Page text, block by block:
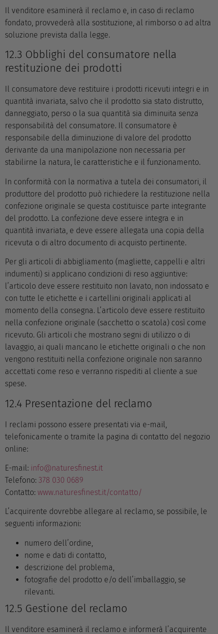
Il venditore esaminerà il reclamo e, in caso di reclamo
fondato, provvederà alla sostituzione, al rimborso o ad altra
soluzione prevista dalla legge.
12.3 Obblighi del consumatore nella
restituzione dei prodotti
Il consumatore deve restituire i prodotti ricevuti integri e in
quantità invariata, salvo che il prodotto sia stato distrutto,
danneggiato, perso o la sua quantità sia diminuita senza
responsabilità del consumatore. Il consumatore è
responsabile della diminuzione di valore del prodotto
derivante da una manipolazione non necessaria per
stabilirne la natura, le caratteristiche e il funzionamento.
In conformità con la normativa a tutela dei consumatori, il
produttore del prodotto può richiedere la restituzione nella
confezione originale se questa costituisce parte integrante
del prodotto. La confezione deve essere integra e in
quantità invariata, e deve essere allegata una copia della
ricevuta o di altro documento di acquisto pertinente.
Per gli articoli di abbigliamento (magliette, cappelli e altri
indumenti) si applicano condizioni di reso aggiuntive:
l’articolo deve essere restituito non lavato, non indossato e
con tutte le etichette e i cartellini originali applicati al
momento della consegna. L’articolo deve essere restituito
nella confezione originale (sacchetto o scatola) così come
ricevuto. Gli articoli che mostrano segni di utilizzo o di
lavaggio, ai quali mancano le etichette originali o che non
vengono restituiti nella confezione originale non saranno
accettati come reso e verranno rispediti al cliente a sue
spese.
12.4 Presentazione del reclamo
I reclami possono essere presentati via e-mail,
telefonicamente o tramite la pagina di contatto del negozio
online:
E-mail: info@naturesfinest.it
Telefono: 378 030 0689
Contatto: www.naturesfinest.it/contatto/
L’acquirente dovrebbe allegare al reclamo, se possibile, le
seguenti informazioni:
numero dell’ordine,
nome e dati di contatto,
descrizione del problema,
fotografie del prodotto e/o dell’imballaggio, se
rilevanti.
12.5 Gestione del reclamo
Il venditore esaminerà il reclamo e informerà l’acquirente